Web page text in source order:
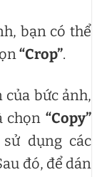
bạn có thể
“Crop”.
của bức ảnh,
chọn “Copy”
dụng các
đó, để dán